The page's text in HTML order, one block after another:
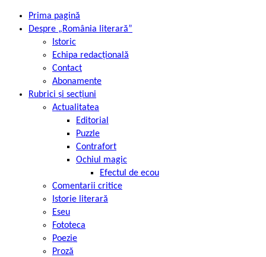
Prima pagină
Despre „România literară”
Istoric
Echipa redacțională
Contact
Abonamente
Rubrici și secțiuni
Actualitatea
Editorial
Puzzle
Contrafort
Ochiul magic
Efectul de ecou
Comentarii critice
Istorie literară
Eseu
Fototeca
Poezie
Proză